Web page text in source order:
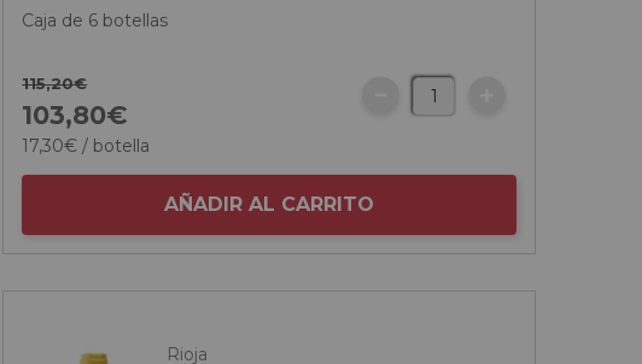
Caja de 6 botellas
115,20€
103,80€
17,30€ / botella
AÑADIR AL CARRITO
Rioja